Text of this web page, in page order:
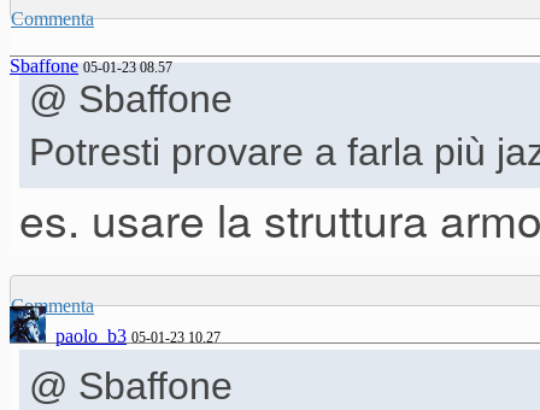
Commenta
Sbaffone 05-01-23 08.57
@ Sbaffone
Potresti provare a farla più
es. usare la struttura
Commenta
paolo_b3 05-01-23 10.27
@ Sbaffone